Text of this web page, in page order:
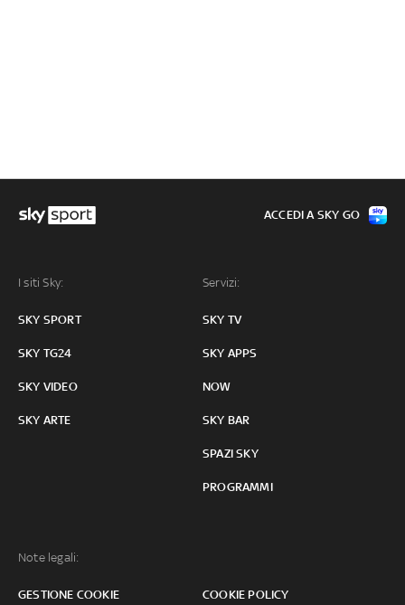
I siti Sky:
SKY SPORT
SKY TG24
SKY VIDEO
SKY ARTE
Servizi:
SKY TV
SKY APPS
NOW
SKY BAR
SPAZI SKY
PROGRAMMI
Note legali:
GESTIONE COOKIE COOKIE POLICY
ACCEDI A SKY GO